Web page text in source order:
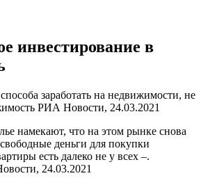
инвестирование в
заработать на недвижимости, не
РИА Новости, 24.03.2021
намекают, что на этом рынке снова
деньги для покупки
есть далеко не у всех –.
24.03.2021